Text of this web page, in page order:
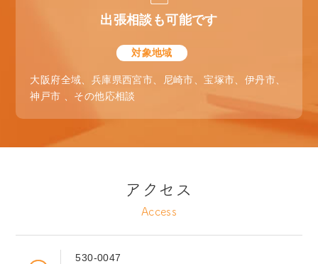
出張相談も可能です
対象地域
大阪府全域、兵庫県西宮市、尼崎市、宝塚市、伊丹市、
神戸市 、その他応相談
アクセス
Access
530-0047